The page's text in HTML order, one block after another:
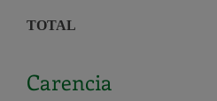
TOTAL
Carencia